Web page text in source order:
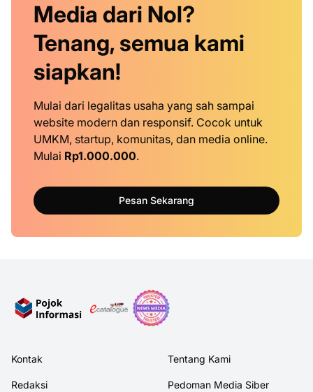
Media dari Nol?
Tenang, semua kami
siapkan!
Mulai dari legalitas usaha yang sah sampai
website modern dan responsif. Cocok untuk
UMKM, startup, komunitas, dan media online.
Mulai Rp1.000.000.
Pesan Sekarang
Kontak Tentang Kami
Redaksi Pedoman Media Siber